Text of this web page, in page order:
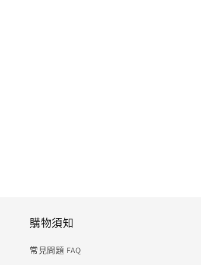
購物須知
常見問題 FAQ